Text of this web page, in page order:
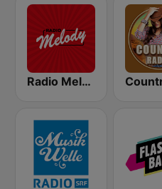
Radio Melody Schweiz